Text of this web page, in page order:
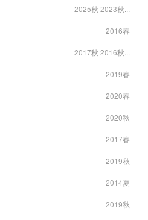
2025秋 2023秋...
2016春
2017秋 2016秋...
2019春
2020春
2020秋
2017春
2019秋
2014夏
2019秋